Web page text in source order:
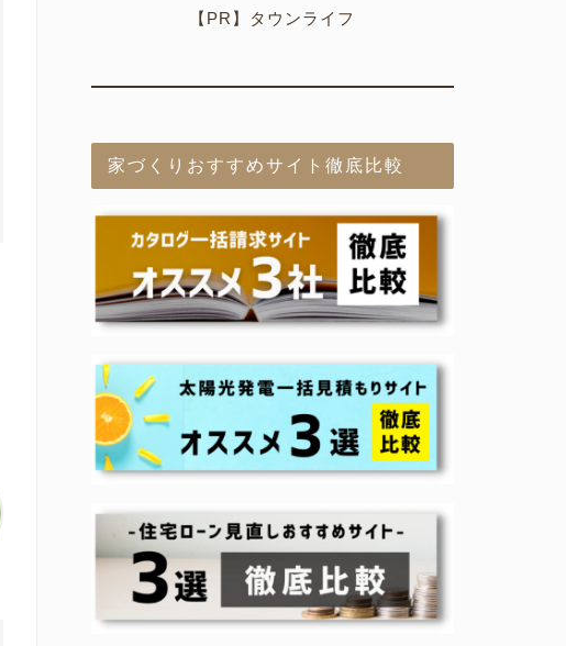
【PR】タウンライフ
家づくりおすすめサイト徹底比較